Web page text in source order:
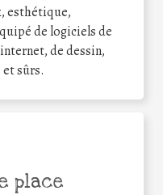
esthétique,
de logiciels de
de dessin,
et sûrs.
place